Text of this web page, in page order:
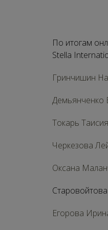
По итогам
Stella
Гринчишин
Демьянченко
Токарь Таисия
Черкезова
Оксана
Егорова